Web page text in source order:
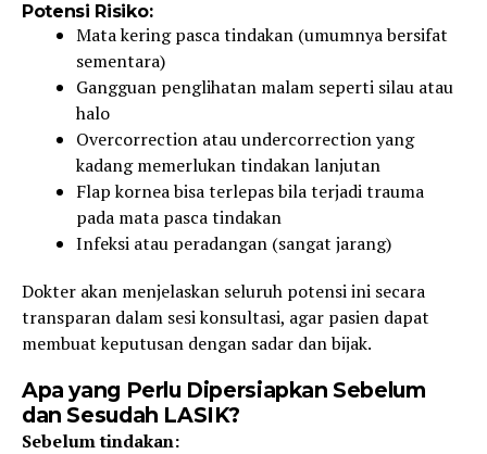
Potensi Risiko:
Mata kering pasca tindakan (umumnya bersifat
sementara)
Gangguan penglihatan malam seperti silau atau
halo
Overcorrection atau undercorrection yang
kadang memerlukan tindakan lanjutan
Flap kornea bisa terlepas bila terjadi trauma
pada mata pasca tindakan
Infeksi atau peradangan (sangat jarang)
Dokter akan menjelaskan seluruh potensi ini secara
transparan dalam sesi konsultasi, agar pasien dapat
membuat keputusan dengan sadar dan bijak.
Apa yang Perlu Dipersiapkan Sebelum
dan Sesudah LASIK?
Sebelum tindakan: